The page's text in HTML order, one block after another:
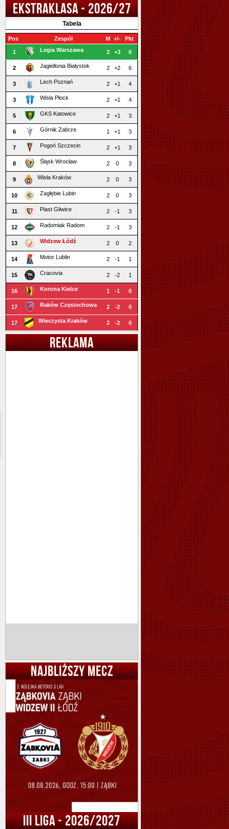
EKSTRAKLASA - 2026/27
Tabela
Pos Zespół M +/- Pkt
1 Legia Warszawa 2 +3 6
2 Jagiellonia Białystok 2 +2 6
3 Lech Poznań 2 +1 4
3 Wisła Płock 2 +1 4
5 GKS Katowice 2 +1 3
6 Górnik Zabrze 1 +1 3
7 Pogoń Szczecin 2 +1 3
8 Śląsk Wrocław 2 0 3
9 Wisła Kraków 2 0 3
10 Zagłębie Lubin 2 0 3
11 Piast Gliwice 2 -1 3
12 Radomiak Radom 2 -1 3
13 Widzew Łódź 2 0 2
14 Motor Lublin 2 -1 1
15 Cracovia 2 -2 1
16 Korona Kielce 1 -1 0
17 Raków Częstochowa 2 -2 0
17 Wieczysta Kraków 2 -2 0
REKLAMA
NAJBLIŻSZY MECZ
III LIGA - 2026/2027